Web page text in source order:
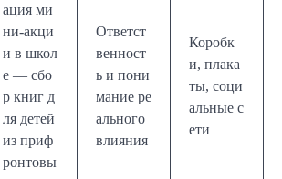
ация ми
ни-акци
и в школ
е — сбо
р книг д
ля детей
из приф
ронтовы
Ответст
венност
ь и пони
мание ре
ального
влияния
Коробк
и, плака
ты, соци
альные с
ети